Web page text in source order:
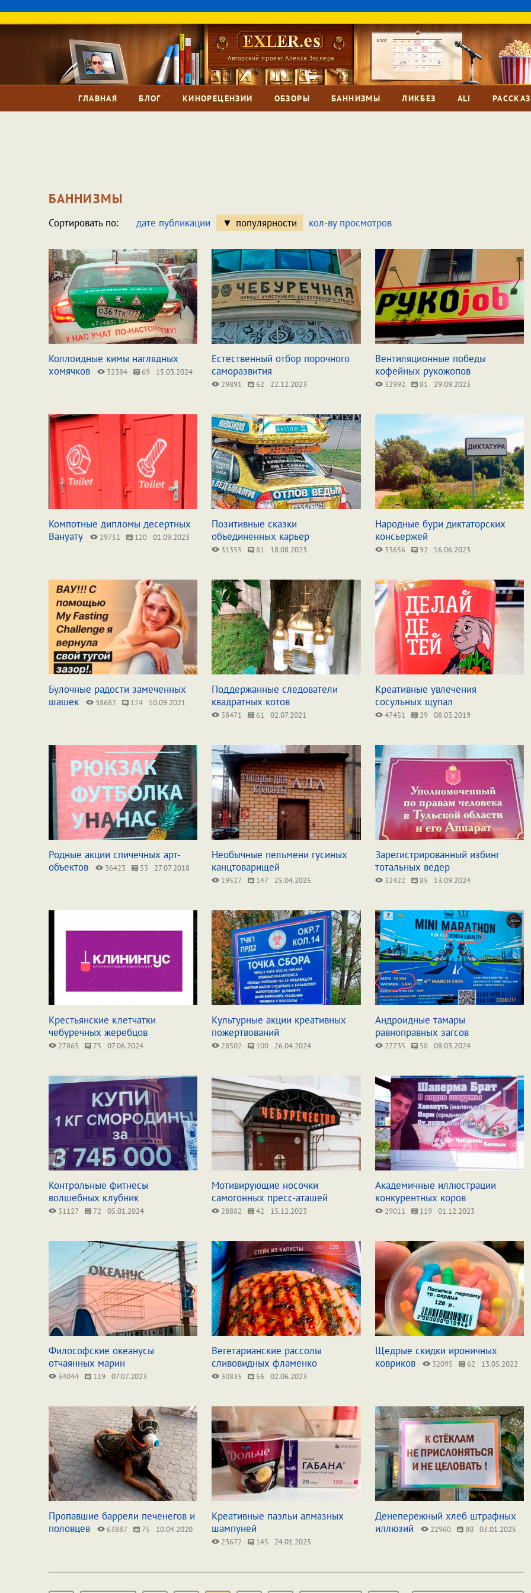
Авторский проект Алекса Экслера
ГЛАВНАЯ БЛОГ КИНОРЕЦЕНЗИИ ОБЗОРЫ БАННИЗМЫ ЛИКБЕЗ ALI
БАННИЗМЫ
Сортировать по: дате публикации популярности кол-ву просмотров
Коллоидные кимы наглядных
хомячков
32384 69 15.03.2024
Естественный отбор порочного
саморазвития
29891 62 22.12.2023
Вентиляционные победы
кофейных рукожопов
32992 81 29.09.2023
Компотные дипломы десертных
Вануату
29751 120 01.09.2023
Позитивные сказки
объединенных карьер
31355 81 18.08.2023
Народные бури диктаторских
консьержей
33656 92 16.06.2023
Булочные радости замеченных
шашек
38687 124 10.09.2021
Поддержанные следователи
квадратных котов
38471 61 02.07.2021
Креативные увлечения
сосульных щупал
47451 29 08.03.2019
Родные акции спичечных арт-
объектов
36423 53 27.07.2018
Необычные пельмени гусиных
канцтоварищей
19527 147 25.04.2025
Зарегистрированный избинг
тотальных ведер
32422 85 13.09.2024
Крестьянские клетчатки
чебуречных жеребцов
27865 75 07.06.2024
Культурные акции креативных
пожертвований
28502 100 26.04.2024
Андроидные тамары
равноправных загсов
27735 58 08.03.2024
Контрольные фитнесы
волшебных клубник
31127 72 05.01.2024
Мотивирующие носочки
самогонных пресс-аташей
28882 42 15.12.2023
Академичные иллюстрации
конкурентных коров
29011 119 01.12.2023
Философские океанусы
отчаянных марин
34044 119 07.07.2023
Вегетарианские рассолы
сливовидных фламенко
30835 56 02.06.2023
Щедрые скидки ироничных
ковриков
32095 62 13.05.2022
Пропавшие баррели печенегов и
половцев
63887 75 10.04.2020
Креативные паэльи алмазных
шампуней
23672 145 24.01.2025
Денепережный хлеб штрафных
иллюзий
22960 80 03.01.2025